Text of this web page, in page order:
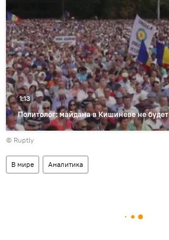
Политолог: майдана в Кишиневе не будет
1:13
© Ruptly
В мире Аналитика